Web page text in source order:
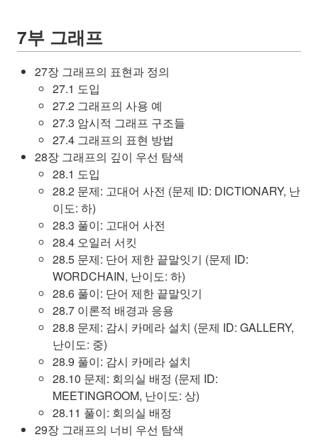
7부 그래프
27장 그래프의 표현과 정의
27.1 도입
27.2 그래프의 사용 예
27.3 암시적 그래프 구조들
27.4 그래프의 표현 방법
28장 그래프의 깊이 우선 탐색
28.1 도입
28.2 문제: 고대어 사전 (문제 ID: DICTIONARY, 난
이도: 하)
28.3 풀이: 고대어 사전
28.4 오일러 서킷
28.5 문제: 단어 제한 끝말잇기 (문제 ID:
WORDCHAIN, 난이도: 하)
28.6 풀이: 단어 제한 끝말잇기
28.7 이론적 배경과 응용
28.8 문제: 감시 카메라 설치 (문제 ID: GALLERY,
난이도: 중)
28.9 풀이: 감시 카메라 설치
28.10 문제: 회의실 배정 (문제 ID:
MEETINGROOM, 난이도: 상)
28.11 풀이: 회의실 배정
29장 그래프의 너비 우선 탐색